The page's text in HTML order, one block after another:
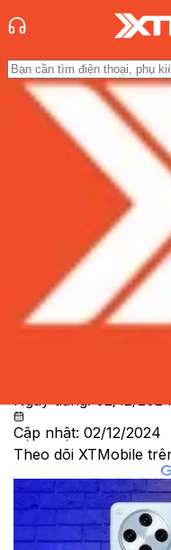
Trang chủ
Tin tức
So Sánh
Đánh Giá -
Hỏi đáp
hàng - Sự kiện
So sánh Vivo
X8: Tầm giá
nào?
Ngày đăng:02/12/
Cập nhật: 02/12/2024
Theo dõi XTMobile